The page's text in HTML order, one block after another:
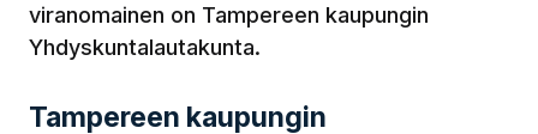
viranomainen on Tampereen kaupungin
Yhdyskuntalautakunta.
Tampereen kaupungin